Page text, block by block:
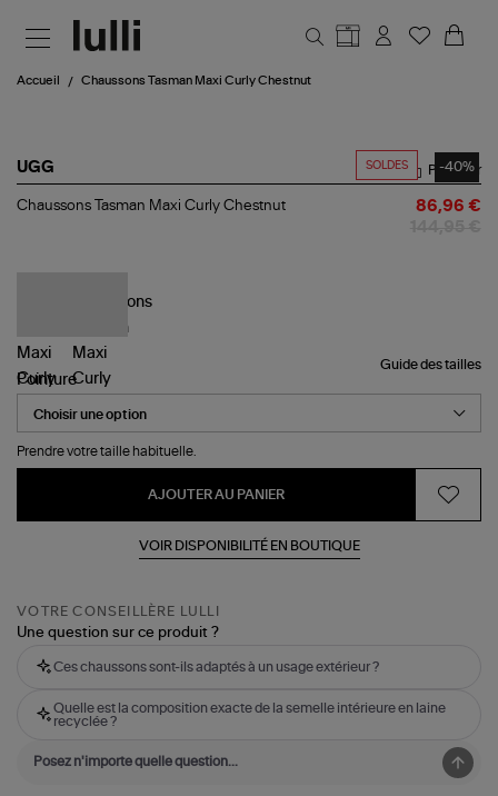
Accueil Chaussons Tasman Maxi Curly Chestnut
SOLDES -40%
UGG
Chaussons
Partager
Chaussons Tasman Maxi Curly Chestnut 86,96 €
Guide des tailles
Pointure
Prendre votre taille habituelle.
AJOUTER AU PANIER
VOIR DISPONIBILITÉ EN BOUTIQUE
VOTRE CONSEILLÈRE LULLI
Une question sur ce produit ?
Ces chaussons sont-ils adaptés à un usage extérieur ?
Quelle est la composition exacte de la semelle intérieure en laine
recyclée ?